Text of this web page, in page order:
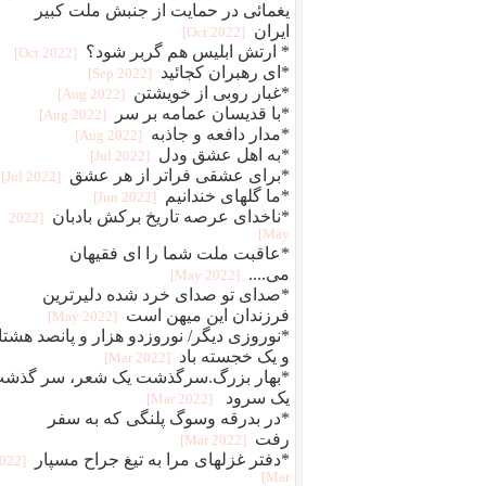
یغمائی در حمایت از جنبش ملت کبیر
ایران
[2022 Oct]
* ارتش ابلیس هم گربر شود؟ [2022 Oct]
*ای رهبران کجائید [2022 Sep]
*غبار روبی از خویشتن [2022 Aug]
*با قدیسان عمامه بر سر [2022 Aug]
*مدار دافعه و جاذبه [2022 Aug]
*به اهل عشق ودل [2022 Jul]
*برای عشقی فراتر از هر عشق [2022 Jul]
*ما گلهای خندانیم [2022 Jun]
*ناخدای عرصه تاریخ برکش بادبان
[2022
May]
*عاقبت ملت شما را ای فقیهان
می....
[2022 May]
*صدای تو صدای خرد شده دلیرترین
فرزندان این میهن است
[2022 May]
*نوروزی دیگر/ نوروزدو هزار و پانصد
و یک خجسته باد
[2022 Mar]
*بهار بزرگ.سرگذشت یک شعر، سر
یک سرود
[2022 Mar]
*در بدرقه وسوگ پلنگی که به سفر
رفت
[2022 Mar]
*دفتر غزلهای مرا به تیغ جراح مسپار
Mar]